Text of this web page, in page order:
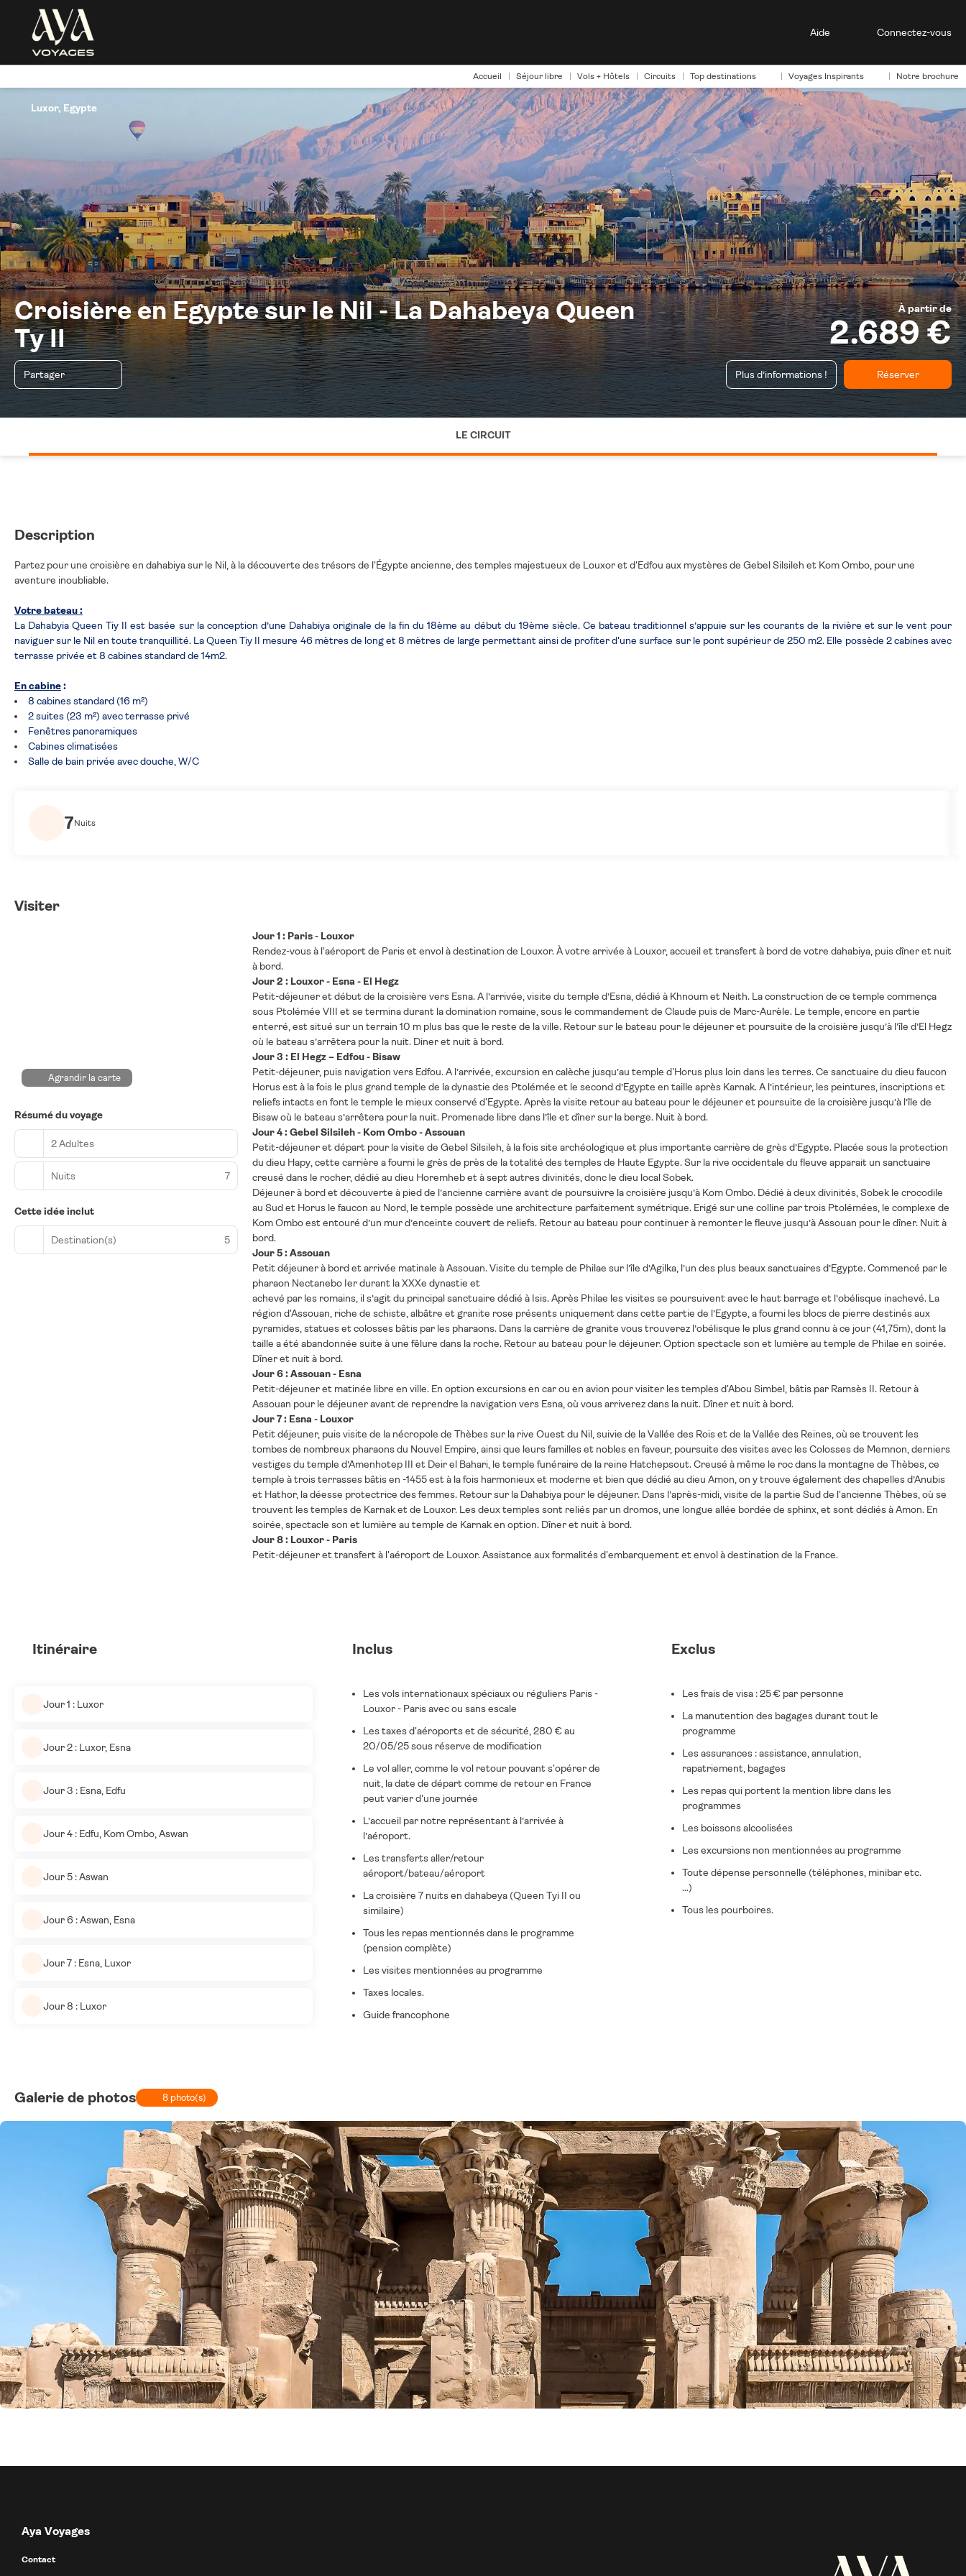
Aide Connectez-vous
Accueil Séjour libre Vols + Hôtels Circuits Top destinations Voyages Inspirants Notre brochure
Croisière en Egypte sur le Nil - La Dahabeya Queen
Ty II
À partir de
2.689 €
Partager Plus d’informations ! Réserver
Luxor, Egypte
LE CIRCUIT
Description
Partez pour une croisière en dahabiya sur le Nil, à la découverte des trésors de l'Égypte ancienne, des temples majestueux de Louxor et d'Edfou aux mystères de Gebel Silsileh et Kom Ombo, pour une
aventure inoubliable.
Votre bateau :
La Dahabyia Queen Tiy II est basée sur la conception d’une Dahabiya originale de la fin du 18ème au début du 19ème siècle. Ce bateau traditionnel s’appuie sur les courants de la rivière et sur le vent pour
naviguer sur le Nil en toute tranquillité. La Queen Tiy II mesure 46 mètres de long et 8 mètres de large permettant ainsi de profiter d'une surface sur le pont supérieur de 250 m2. Elle possède 2 cabines avec
terrasse privée et 8 cabines standard de 14m2.
En cabine:
8 cabines standard (16 m²)
2 suites (23 m²) avec terrasse privé
Fenêtres panoramiques
Cabines climatisées
Salle de bain privée avec douche, W/C
7Nuits
Visiter
Agrandir la carte
Résumé du voyage
2 Adultes
Nuits 7
Cette idée inclut
Destination(s) 5
Jour 1 : Paris - Louxor
Rendez-vous à l'aéroport de Paris et envol à destination de Louxor. À votre arrivée à Louxor, accueil et transfert à bord de votre dahabiya, puis dîner et nuit
à bord.
Jour 2 : Louxor - Esna - El Hegz
Petit-déjeuner et début de la croisière vers Esna. A l’arrivée, visite du temple d’Esna, dédié à Khnoum et Neith. La construction de ce temple commença
sous Ptolémée VIII et se termina durant la domination romaine, sous le commandement de Claude puis de Marc-Aurèle. Le temple, encore en partie
enterré, est situé sur un terrain 10 m plus bas que le reste de la ville. Retour sur le bateau pour le déjeuner et poursuite de la croisière jusqu’à l’île d’El Hegz
où le bateau s’arrêtera pour la nuit. Diner et nuit à bord.
Jour 3 : El Hegz – Edfou - Bisaw
Petit-déjeuner, puis navigation vers Edfou. A l’arrivée, excursion en calèche jusqu’au temple d'Horus plus loin dans les terres. Ce sanctuaire du dieu faucon
Horus est à la fois le plus grand temple de la dynastie des Ptolémée et le second d’Egypte en taille après Karnak. A l’intérieur, les peintures, inscriptions et
reliefs intacts en font le temple le mieux conservé d'Egypte. Après la visite retour au bateau pour le déjeuner et poursuite de la croisière jusqu’à l’île de
Bisaw où le bateau s’arrêtera pour la nuit. Promenade libre dans l’île et dîner sur la berge. Nuit à bord.
Jour 4 : Gebel Silsileh - Kom Ombo - Assouan
Petit-déjeuner et départ pour la visite de Gebel Silsileh, à la fois site archéologique et plus importante carrière de grès d’Egypte. Placée sous la protection
du dieu Hapy, cette carrière a fourni le grès de près de la totalité des temples de Haute Egypte. Sur la rive occidentale du fleuve apparait un sanctuaire
creusé dans le rocher, dédié au dieu Horemheb et à sept autres divinités, donc le dieu local Sobek.
Déjeuner à bord et découverte à pied de l’ancienne carrière avant de poursuivre la croisière jusqu’à Kom Ombo. Dédié à deux divinités, Sobek le crocodile
au Sud et Horus le faucon au Nord, le temple possède une architecture parfaitement symétrique. Erigé sur une colline par trois Ptolémées, le complexe de
Kom Ombo est entouré d’un mur d’enceinte couvert de reliefs. Retour au bateau pour continuer à remonter le fleuve jusqu’à Assouan pour le dîner. Nuit à
bord.
Jour 5 : Assouan
Petit déjeuner à bord et arrivée matinale à Assouan. Visite du temple de Philae sur l’île d’Agilka, l’un des plus beaux sanctuaires d’Egypte. Commencé par le
pharaon Nectanebo Ier durant la XXXe dynastie et
achevé par les romains, il s’agit du principal sanctuaire dédié à Isis. Après Philae les visites se poursuivent avec le haut barrage et l’obélisque inachevé. La
région d'Assouan, riche de schiste, albâtre et granite rose présents uniquement dans cette partie de l’Egypte, a fourni les blocs de pierre destinés aux
pyramides, statues et colosses bâtis par les pharaons. Dans la carrière de granite vous trouverez l’obélisque le plus grand connu à ce jour (41,75m), dont la
taille a été abandonnée suite à une fêlure dans la roche. Retour au bateau pour le déjeuner. Option spectacle son et lumière au temple de Philae en soirée.
Dîner et nuit à bord.
Jour 6 : Assouan - Esna
Petit-déjeuner et matinée libre en ville. En option excursions en car ou en avion pour visiter les temples d'Abou Simbel, bâtis par Ramsès II. Retour à
Assouan pour le déjeuner avant de reprendre la navigation vers Esna, où vous arriverez dans la nuit. Dîner et nuit à bord.
Jour 7 : Esna - Louxor
Petit déjeuner, puis visite de la nécropole de Thèbes sur la rive Ouest du Nil, suivie de la Vallée des Rois et de la Vallée des Reines, où se trouvent les
tombes de nombreux pharaons du Nouvel Empire, ainsi que leurs familles et nobles en faveur, poursuite des visites avec les Colosses de Memnon, derniers
vestiges du temple d’Amenhotep III et Deir el Bahari, le temple funéraire de la reine Hatchepsout. Creusé à même le roc dans la montagne de Thèbes, ce
temple à trois terrasses bâtis en -1455 est à la fois harmonieux et moderne et bien que dédié au dieu Amon, on y trouve également des chapelles d’Anubis
et Hathor, la déesse protectrice des femmes. Retour sur la Dahabiya pour le déjeuner. Dans l’après-midi, visite de la partie Sud de l'ancienne Thèbes, où se
trouvent les temples de Karnak et de Louxor. Les deux temples sont reliés par un dromos, une longue allée bordée de sphinx, et sont dédiés à Amon. En
soirée, spectacle son et lumière au temple de Karnak en option. Dîner et nuit à bord.
Jour 8 : Louxor - Paris
Petit-déjeuner et transfert à l'aéroport de Louxor. Assistance aux formalités d'embarquement et envol à destination de la France.
Itinéraire
Jour 1 : Luxor
Jour 2 : Luxor, Esna
Jour 3 : Esna, Edfu
Jour 4 : Edfu, Kom Ombo, Aswan
Jour 5 : Aswan
Jour 6 : Aswan, Esna
Jour 7 : Esna, Luxor
Jour 8 : Luxor
Inclus
Les vols internationaux spéciaux ou réguliers Paris -
Louxor - Paris avec ou sans escale
Les taxes d'aéroports et de sécurité, 280 € au
20/05/25 sous réserve de modification
Le vol aller, comme le vol retour pouvant s'opérer de
nuit, la date de départ comme de retour en France
peut varier d'une journée
L’accueil par notre représentant à l’arrivée à
l’aéroport.
Les transferts aller/retour
aéroport/bateau/aéroport
La croisière 7 nuits en dahabeya (Queen Tyi II ou
similaire)
Tous les repas mentionnés dans le programme
(pension complète)
Les visites mentionnées au programme
Taxes locales.
Guide francophone
Exclus
Les frais de visa : 25 € par personne
La manutention des bagages durant tout le
programme
Les assurances : assistance, annulation,
rapatriement, bagages
Les repas qui portent la mention libre dans les
programmes
Les boissons alcoolisées
Les excursions non mentionnées au programme
Toute dépense personnelle (téléphones, minibar etc.
…)
Tous les pourboires.
Galerie de photos 8 photo(s)
Aya Voyages
Contact